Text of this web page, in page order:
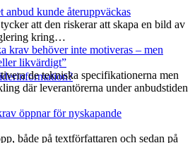
anbud kunde återuppväckas
att den riskerar att skapa en bild av
kring…
krav behöver inte motiveras – men
likvärdigt”
de tekniska specifikationerna men
där leverantörerna under anbudstiden
öppnar för nyskapande
både på textförfattaren och sedan på